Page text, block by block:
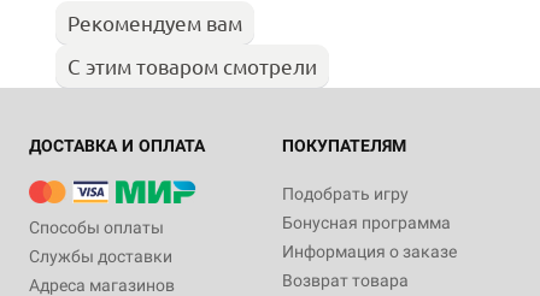
Рекомендуем вам
С этим товаром смотрели
ДОСТАВКА И ОПЛАТА
Способы оплаты
Службы доставки
Адреса магазинов
ПОКУПАТЕЛЯМ
Подобрать игру
Бонусная программа
Информация о заказе
Возврат товара